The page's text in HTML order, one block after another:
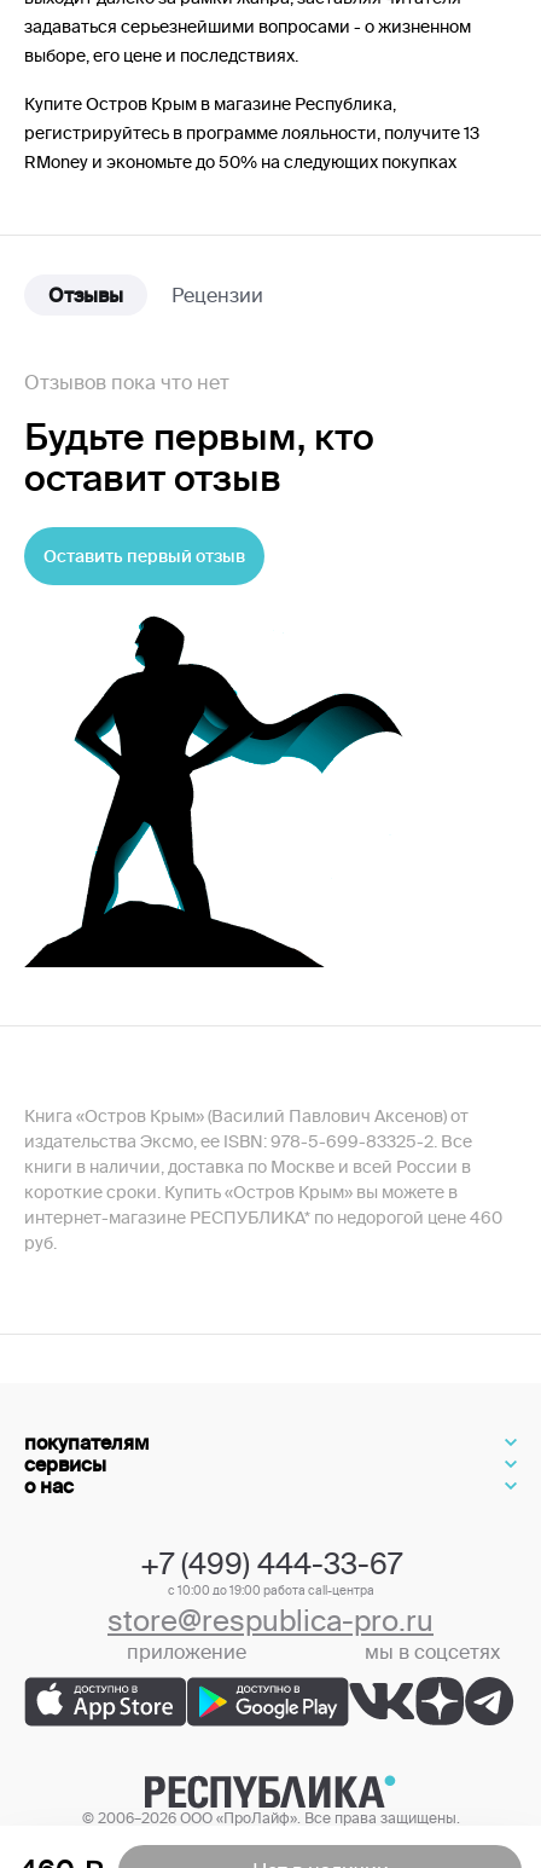
задаваться серьезнейшими вопросами - о жизненном
выборе, его цене и последствиях.
Купите Остров Крым в магазине Республика,
регистрируйтесь в программе лояльности, получите 13
RMoney и экономьте до 50% на следующих покупках
Отзывы Рецензии
Отзывов пока что нет
Будьте первым, кто
оставит отзыв
Оставить первый отзыв
Книга «Остров Крым» (Василий Павлович Аксенов) от
издательства Эксмо, ее ISBN: 978-5-699-83325-2. Все
книги в наличии, доставка по Москве и всей России в
короткие сроки. Купить «Остров Крым» вы можете в
интернет-магазине РЕСПУБЛИКА* по недорогой цене 460
руб.
покупателям
сервисы
о нас
+7 (499) 444-33-67
с 10:00 до 19:00 работа call-центра
store@respublica-pro.ru
приложение мы в соцсетях
© 2006–2026 ООО «ПроЛайф». Все права защищены.